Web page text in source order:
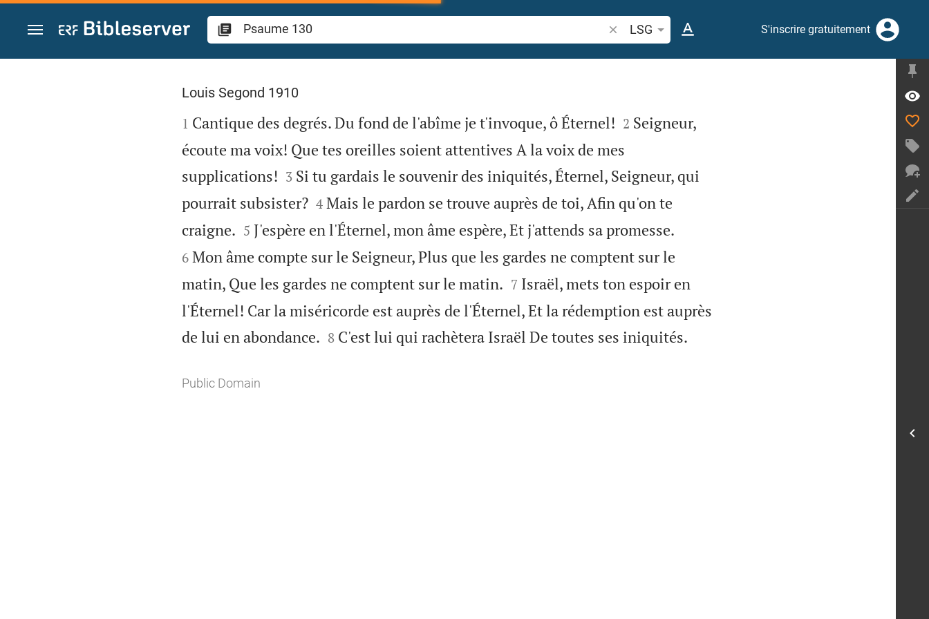
Aller vers contenu
Recherche d'un verset biblique ou mot
LSG S'inscrire gratuitement
Psaume 130
Louis Segond 1910

1 Cantique des degrés. Du fond de l'abîme je t'invoque, ô Éternel!
2 Seigneur,
écoute ma voix! Que tes oreilles soient attentives A la voix de mes
supplications!
3 Si tu gardais le souvenir des iniquités, Éternel, Seigneur, qui
pourrait subsister?
4 Mais le pardon se trouve auprès de toi, Afin qu'on te
craigne.
5 J'espère en l'Éternel, mon âme espère, Et j'attends sa promesse.
6 Mon âme compte sur le Seigneur, Plus que les gardes ne comptent sur le
matin, Que les gardes ne comptent sur le matin.
7 Israël, mets ton espoir en
l'Éternel! Car la miséricorde est auprès de l'Éternel, Et la rédemption est auprès
de lui en abondance.
8 C'est lui qui rachètera Israël De toutes ses iniquités.
Public Domain